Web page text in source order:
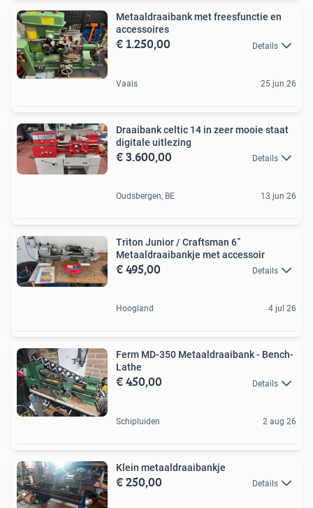
Metaaldraaibank met freesfunctie en
accessoires
€ 1.250,00 Details
Vaals 25 jun 26
Draaibank celtic 14 in zeer mooie staat
digitale uitlezing
€ 3.600,00 Details
Oudsbergen, BE 13 jun 26
Triton Junior / Craftsman 6”
Metaaldraaibankje met accessoir
€ 495,00 Details
Hoogland 4 jul 26
Ferm MD-350 Metaaldraaibank - Bench-
Lathe
€ 450,00 Details
Schipluiden 2 aug 26
Klein metaaldraaibankje
€ 250,00 Details